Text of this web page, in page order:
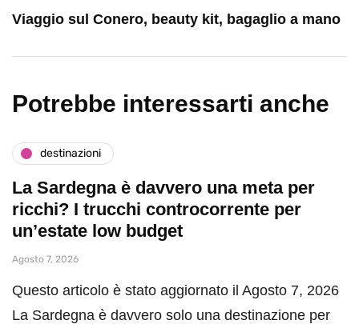
Viaggio sul Conero, beauty kit, bagaglio a mano
Potrebbe interessarti anche
destinazioni
La Sardegna è davvero una meta per
ricchi? I trucchi controcorrente per
un’estate low budget
Agosto 7, 2026
Questo articolo è stato aggiornato il Agosto 7, 2026
La Sardegna è davvero solo una destinazione per